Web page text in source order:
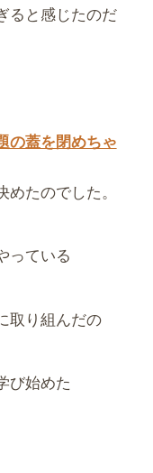
ると感じたのだ
の蓋を閉めちゃ
たのでした。
っている
取り組んだの
び始めた